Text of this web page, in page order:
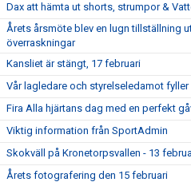
Dax att hämta ut shorts, strumpor &
Årets årsmöte blev en lugn tillställning
överraskningar
Kansliet är stängt, 17 februari
Vår lagledare och styrelseledamot fyller
Fira Alla hjärtans dag med en perfekt
Viktig information från SportAdmin
Skokväll på Kronetorpsvallen - 13
Årets fotografering den 15 februari